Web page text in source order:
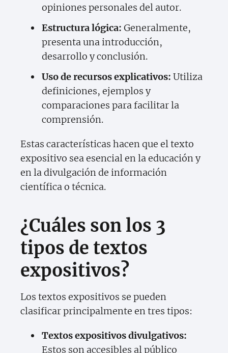
opiniones personales del autor.
Estructura lógica: Generalmente,
presenta una introducción,
desarrollo y conclusión.
Uso de recursos explicativos: Utiliza
definiciones, ejemplos y
comparaciones para facilitar la
comprensión.
Estas características hacen que el texto
expositivo sea esencial en la educación y
en la divulgación de información
científica o técnica.
¿Cuáles son los 3
tipos de textos
expositivos?
Los textos expositivos se pueden
clasificar principalmente en tres tipos:
Textos expositivos divulgativos:
Estos son accesibles al público